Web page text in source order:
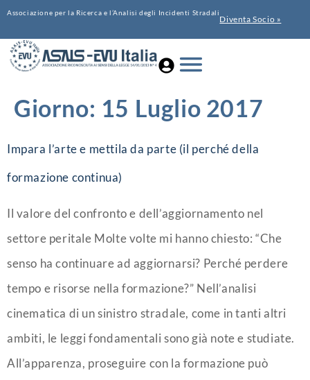
Associazione per la Ricerca e l’Analisi degli Incidenti Stradali
Diventa Socio »
Giorno: 15 Luglio 2017
Impara l’arte e mettila da parte (il perché della
formazione continua)
Il valore del confronto e dell’aggiornamento nel
settore peritale Molte volte mi hanno chiesto: “Che
senso ha continuare ad aggiornarsi? Perché perdere
tempo e risorse nella formazione?” Nell’analisi
cinematica di un sinistro stradale, come in tanti altri
ambiti, le leggi fondamentali sono già note e studiate.
All’apparenza, proseguire con la formazione può